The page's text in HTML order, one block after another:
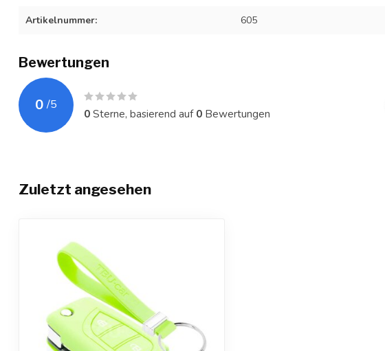
Artikelnummer: 605
Bewertungen
0 /5
0Sterne, basierend auf0 Bewertungen
Zuletzt angesehen